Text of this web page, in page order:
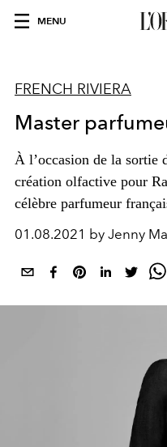
MENU
FRENCH RIVIERA
Master
À l’occasion de la sortie
création olfactive pour
célèbre parfumeur
01.08.2021 by Jenny